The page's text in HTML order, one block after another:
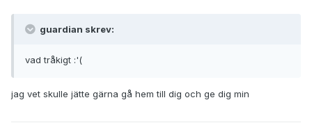
guardian skrev:
vad tråkigt :'(
jag vet skulle jätte gärna gå hem till dig och ge dig min